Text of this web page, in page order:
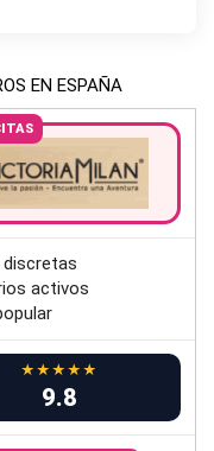
EN ESPAÑA
discretas
activos
★★★★★
9.8